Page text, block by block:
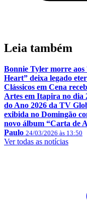
Leia também
Bonnie Tyler morre aos
Heart” deixa legado
Clássicos em Cena
Artes em Itapira no dia
do Ano 2026 da TV
exibida no Domingão
novo álbum “Carta de
Paulo 24/03/2026 às 13:50
Ver todas as notícias